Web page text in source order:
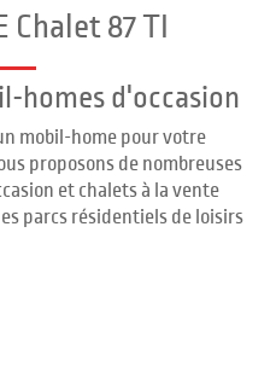
Chalet 87 TI
homes d'occasion
mobil-home pour votre
proposons de nombreuses
et chalets à la vente
parcs résidentiels de loisirs